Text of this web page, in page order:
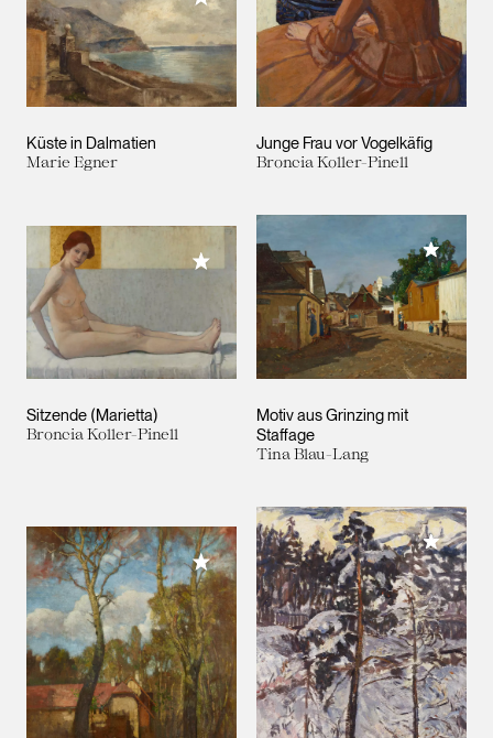
Küste in Dalmatien
Marie Egner
Junge Frau vor Vogelkäfig
Broncia Koller-Pinell
Sitzende (Marietta)
Broncia Koller-Pinell
Meiner Sammlung hinzufügen
Motiv aus Grinzing mit
Staffage
Tina Blau-Lang
Meiner
Meiner Sammlung hinzufügen
Meiner